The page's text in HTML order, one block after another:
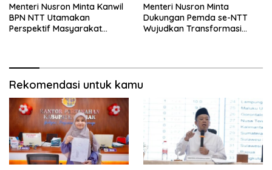
Menteri Nusron Minta Kanwil
BPN NTT Utamakan
Perspektif Masyarakat
Menteri Nusron Minta
Dukungan Pemda se-NTT
Wujudkan Transformasi
Rekomendasi untuk kamu